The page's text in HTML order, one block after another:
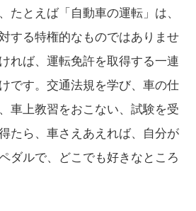
たとえば「自動車の運転」は、
する特権的なものではありませ
れば、運転免許を取得する一連
です。交通法規を学び、車の仕
車上教習をおこない、試験を受
たら、車さえあえれば、自分が
ダルで、どこでも好きなところ